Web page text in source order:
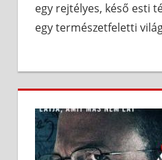
egy rejtélyes, késő esti
egy természetfeletti